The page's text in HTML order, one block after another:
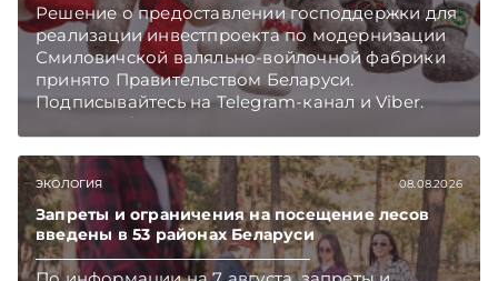
Решение о предоставлении господдержки для
реализации инвестпроекта по модернизации
Смиловичской валяльно-войлочной фабрики
принято Правительством Беларуси.
Подписывайтесь на Telegram‑канал и Viber.
Главное об экономике Беларуси — раньше,
ЭКОЛОГИЯ 08.08.2026
Запреты и ограничения на посещение лесов
введены в 53 районах Беларуси